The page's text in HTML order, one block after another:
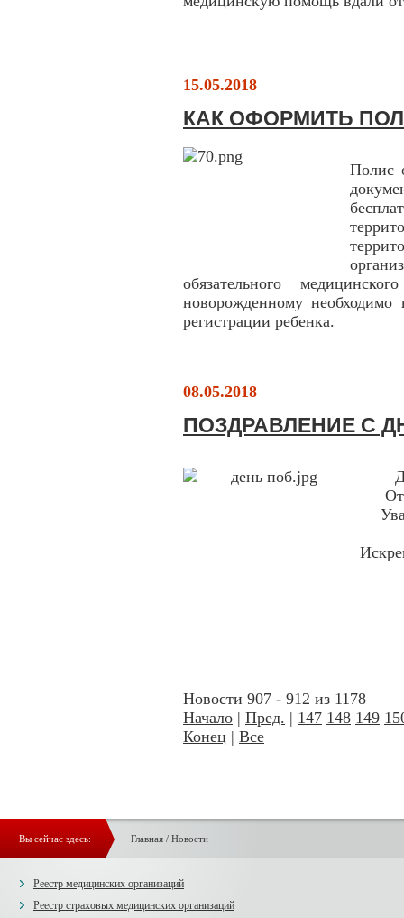
15.05.2018
КАК ОФОРМИТЬ
Полис
обязательного
новорожденному необходимо
регистрации ребенка.
08.05.2018
ПОЗДРАВЛЕНИЕ С
Новости 907 - 912 из 1178
Начало | Пред. | 147 148 149
Конец | Все
Вы сейчас здесь: Главная/ Новости
Реестр медицинских организаций
Реестр страховых медицинских организаций